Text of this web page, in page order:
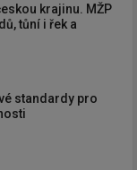
krajinu. MŽP
tůní i řek a
standardy pro